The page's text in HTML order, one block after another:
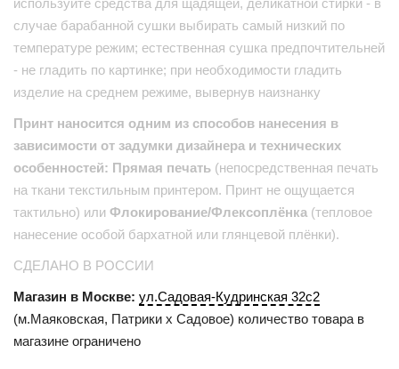
случае барабанной сушки выбирать самый низкий по
температуре режим; естественная сушка предпочтительней
- не гладить по картинке; при необходимости гладить
изделие на среднем режиме, вывернув наизнанку
Принт наносится одним из способов нанесения в
зависимости от задумки дизайнера и технических
особенностей: Прямая печать (непосредственная печать
на ткани текстильным принтером. Принт не ощущается
тактильно) или Флокирование/Флексоплёнка (тепловое
нанесение особой бархатной или глянцевой плёнки).
СДЕЛАНО В РОССИИ
Магазин в Москве: ул.Садовая-Кудринская 32с2
(м.Маяковская, Патрики x Садовое) количество товара в
магазине ограничено